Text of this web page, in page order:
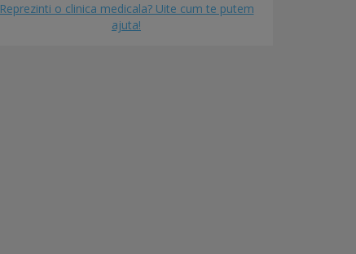
Reprezinti o clinica medicala? Uite cum te putem
ajuta!